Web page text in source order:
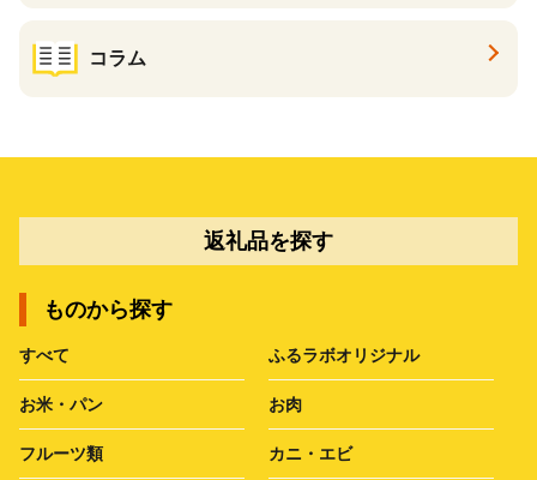
コラム
返礼品を探す
ものから探す
すべて ふるラボオリジナル
お米・パン お肉
フルーツ類 カニ・エビ